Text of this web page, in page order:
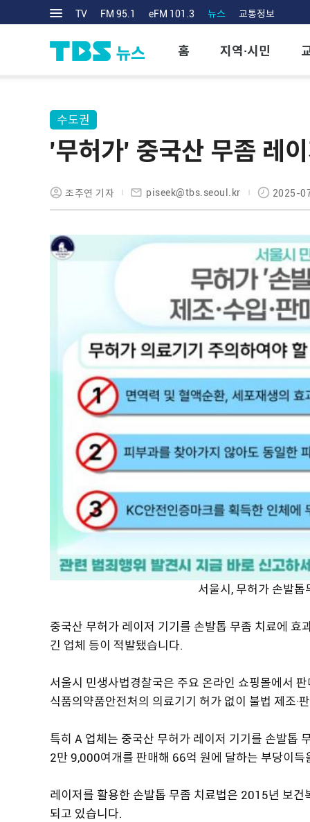
TV FM 95.1 eFM 101.3 뉴스 교통정보
홈 지역·시민
수도권
'무허가' 중국산 무좀 레
조주연 기자 piseek@tbs.seoul.kr 2025-
서울시, 무허가 손발
중국산 무허가 레이저 기기를 손발톱 무좀 치료에 효
긴 업체 등이 적발됐습니다.
서울시 민생사법경찰국은 주요 온라인 쇼핑몰에서
식품의약품안전처의 의료기기 허가 없이 불법 제조·
특히 A 업체는 중국산 무허가 레이저 기기를 손발톱
2만 9,000여개를 판매해 66억 원에 달하는 부당이득
레이저를 활용한 손발톱 무좀 치료법은 2015년 보
되고 있습니다.